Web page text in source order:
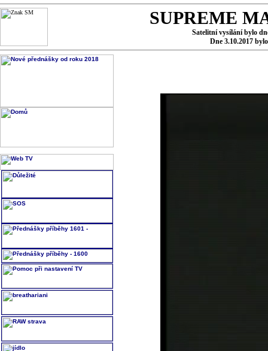
SUPREME
Satelitní vysílání bylo
Dne 3.10.2017